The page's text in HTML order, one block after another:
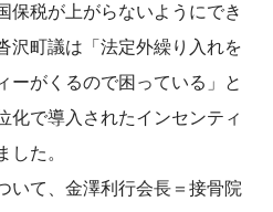
保税が上がらないようにでき
沢町議は「法定外繰り入れを
ーがくるので困っている」と
化で導入されたインセンティ
した。
て、金澤利行会長＝接骨院